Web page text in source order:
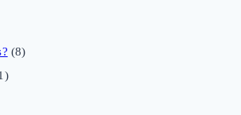
(8)